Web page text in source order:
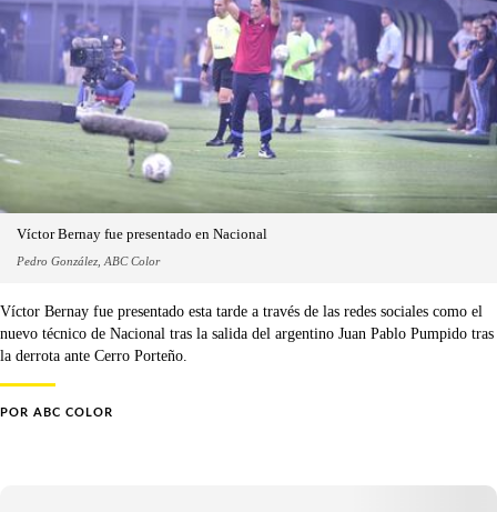
Víctor Bernay fue presentado en Nacional
Pedro González, ABC Color
Víctor Bernay fue presentado esta tarde a través de las redes sociales como el
nuevo técnico de Nacional tras la salida del argentino Juan Pablo Pumpido tras
la derrota ante Cerro Porteño.
POR ABC COLOR